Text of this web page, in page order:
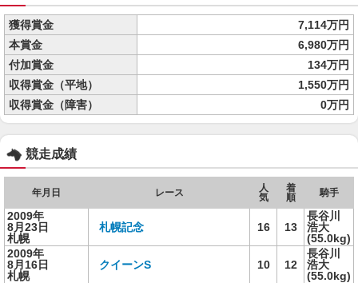
獲得賞金
7,114万円
本賞金
6,980万円
付加賞金
134万円
収得賞金（平地）
1,550万円
収得賞金（障害）
0万円
競走成績
年月日 レース
人
気
着
順
騎手
2009年
8月23日
札幌
札幌記念 16 13
長谷川
浩大
(55.0kg)
2009年
8月16日
札幌
クイーンS 10 12
長谷川
浩大
(55.0kg)